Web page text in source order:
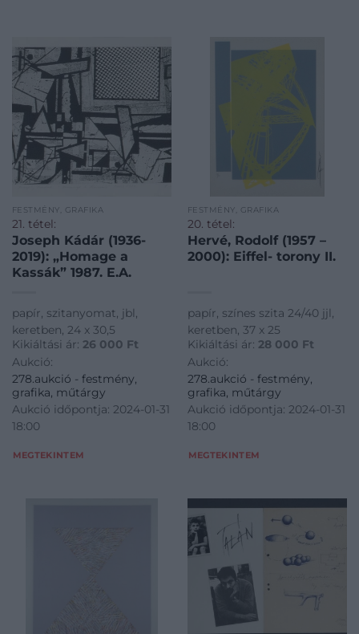
FESTMÉNY, GRAFIKA
21. tétel:
Joseph Kádár (1936-
2019): „Homage a
Kassák” 1987. E.A.
papír, szitanyomat, jbl,
keretben, 24 x 30,5
Kikiáltási ár: 26 000 Ft
Aukció:
278.aukció - festmény,
grafika, műtárgy
Aukció időpontja: 2024-01-31
18:00
MEGTEKINTEM
FESTMÉNY, GRAFIKA
20. tétel:
Hervé, Rodolf (1957 –
2000): Eiffel- torony II.
papír, színes szita 24/40 jjl,
keretben, 37 x 25
Kikiáltási ár: 28 000 Ft
Aukció:
278.aukció - festmény,
grafika, műtárgy
Aukció időpontja: 2024-01-31
18:00
MEGTEKINTEM